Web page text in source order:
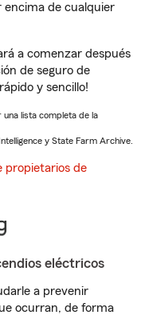
encima de cualquier
a comenzar después
de seguro de
y sencillo!
una lista completa de la
y State Farm Archive.
propietarios de
eléctricos
a prevenir
ocurran, de forma